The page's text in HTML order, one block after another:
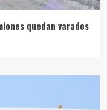
quedan varados